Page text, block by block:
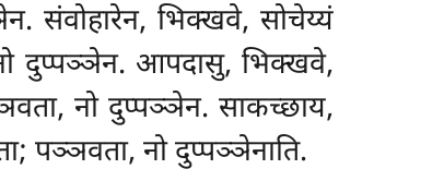
संवोहारेन, भिक्खवे, सोचेय्यं
दुप्पञ्ञेन. आपदासु, भिक्खवे,
नो दुप्पञ्ञेन. साकच्छाय,
पञ्ञवता, नो दुप्पञ्ञेनाति.